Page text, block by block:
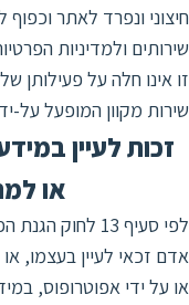
חיצוני ונפרד לאתר
שירותים ולמדיניות
זו אינו חלה על פעילותן
שירות מקוון המופעל על-
זכות לעיין
או
אדם זכאי לעיין בעצמו,
או על ידי אפוטרופוס,